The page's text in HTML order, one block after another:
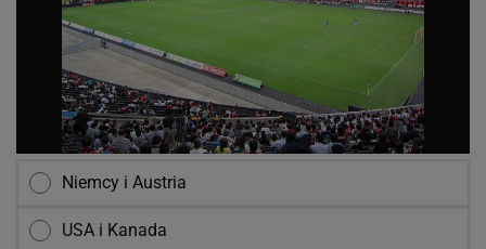
Niemcy i Austria
USA i Kanada